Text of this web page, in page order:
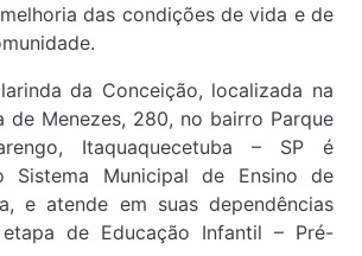
das condições de vida e de
da Conceição, localizada na
de Menezes, 280, no bairro Parque
Itaquaquecetuba – SP é
Sistema Municipal de Ensino de
e atende em suas dependências
de Educação Infantil – Pré-